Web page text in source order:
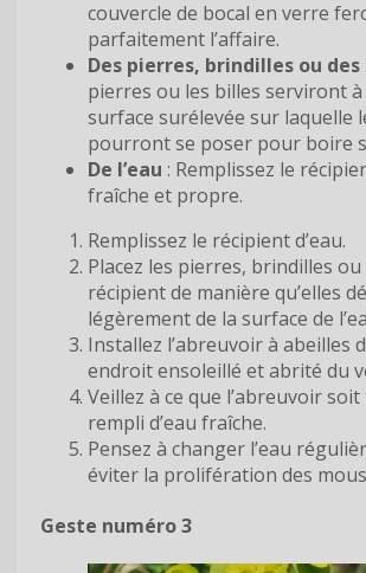
couvercle de bocal en verre
parfaitement l’affaire.
Des pierres, brindilles ou
pierres ou les billes serviront
surface surélevée sur laquelle
pourront se poser pour boire
De l’eau : Remplissez le
fraîche et propre.
Remplissez le récipient d’eau.
Placez les pierres, brindilles
récipient de manière qu’elles
légèrement de la surface de
Installez l’abreuvoir à abeilles
endroit ensoleillé et abrité du
Veillez à ce que l’abreuvoir
rempli d’eau fraîche.
Pensez à changer l’eau
éviter la prolifération des
Geste numéro 3